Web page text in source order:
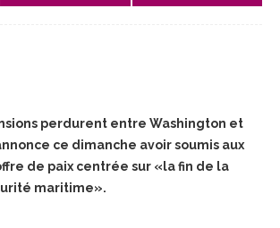
perdurent entre Washington et
ce dimanche avoir soumis aux
de paix centrée sur «la fin de la
maritime».